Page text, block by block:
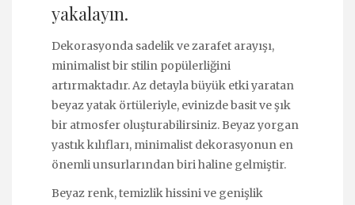
yakalayın.
Dekorasyonda sadelik ve zarafet arayışı,
minimalist bir stilin popülerliğini
artırmaktadır. Az detayla büyük etki yaratan
beyaz yatak örtüleriyle, evinizde basit ve şık
bir atmosfer oluşturabilirsiniz. Beyaz yorgan
yastık kılıfları, minimalist dekorasyonun en
önemli unsurlarından biri haline gelmiştir.
Beyaz renk, temizlik hissini ve genişlik